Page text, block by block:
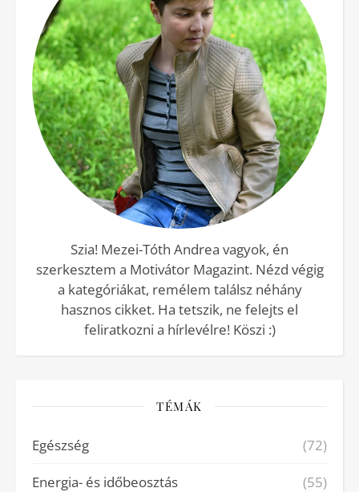
Szia! Mezei-Tóth Andrea vagyok, én
szerkesztem a Motivátor Magazint. Nézd végig
a kategóriákat, remélem találsz néhány
hasznos cikket. Ha tetszik, ne felejts el
feliratkozni a hírlevélre! Köszi :)
TÉMÁK
Egészség
(72)
Energia- és időbeosztás
(55)